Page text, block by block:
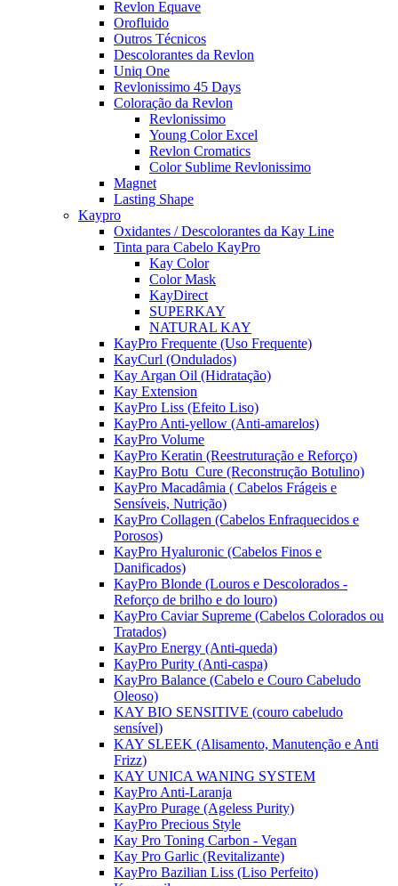
Revlon Equave
Orofluido
Outros Técnicos
Descolorantes da Revlon
Uniq One
Revlonissimo 45 Days
Coloração da Revlon
Revlonissimo
Young Color Excel
Revlon Cromatics
Color Sublime Revlonissimo
Magnet
Lasting Shape
Kaypro
Oxidantes / Descolorantes da Kay Line
Tinta para Cabelo KayPro
Kay Color
Color Mask
KayDirect
SUPERKAY
NATURAL KAY
KayPro Frequente (Uso Frequente)
KayCurl (Ondulados)
Kay Argan Oil (Hidratação)
Kay Extension
KayPro Liss (Efeito Liso)
KayPro Anti-yellow (Anti-amarelos)
KayPro Volume
KayPro Keratin (Reestruturação e Reforço)
KayPro Botu_Cure (Reconstrução Botulino)
KayPro Macadâmia ( Cabelos Frágeis e
Sensíveis, Nutrição)
KayPro Collagen (Cabelos Enfraquecidos e
Porosos)
KayPro Hyaluronic (Cabelos Finos e
Danificados)
KayPro Blonde (Louros e Descolorados -
Reforço de brilho e do louro)
KayPro Caviar Supreme (Cabelos Colorados ou
Tratados)
KayPro Energy (Anti-queda)
KayPro Purity (Anti-caspa)
KayPro Balance (Cabelo e Couro Cabeludo
Oleoso)
KAY BIO SENSITIVE (couro cabeludo
sensível)
KAY SLEEK (Alisamento, Manutenção e Anti
Frizz)
KAY UNICA WANING SYSTEM
KayPro Anti-Laranja
KayPro Purage (Ageless Purity)
KayPro Precious Style
Kay Pro Toning Carbon - Vegan
Kay Pro Garlic (Revitalizante)
KayPro Bazilian Liss (Liso Perfeito)